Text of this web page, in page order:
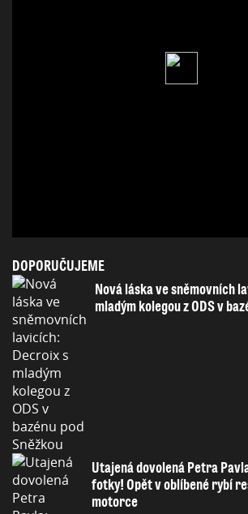
DOPORUČUJEME
Nová láska ve sněmovních
mladým kolegou z ODS v
Utajená dovolená Petra
fotky! Opět v oblíbené rybí
motorce